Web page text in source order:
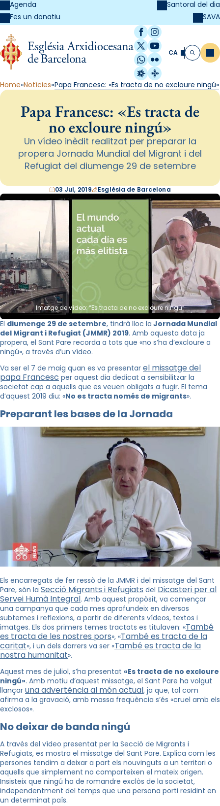
Agenda
Fes un donatiu
Santoral del dia
SAVA
Facebook
Instagram
X / Twitter
YouTube
WhatsApp
Flickr
Radio Estel
Catalunya
CA Cerca
Home Notícies Papa Francesc: «Es tracta de no excloure ningú»
Papa Francesc: «Es tracta de
no excloure ningú»
Un vídeo inèdit realitzat per preparar la
propera Jornada Mundial del Migrant i del
Refugiat del diumenge 29 de setembre
03 Jul, 2019 Església de Barcelona
Imatge de vídeo: “Es tracta de no excloure ningú”
El diumenge 29 de setembre, tindrà lloc la Jornada Mundial
del Migrant i Refugiat (JMMR) 2019. Amb aquesta data ja
propera, el Sant Pare recorda a tots que «no s’ha d’excloure a
ningú», a través d’un vídeo.
Va ser el 7 de maig quan es va presentar el missatge del
papa Francesc per aquest dia dedicat a sensibilitzar la
societat cap a aquells que es veuen obligats a fugir. El tema
d’aquest 2019 diu: «No es tracta només de migrants».
Preparant les bases de la Jornada
Els encarregats de fer ressò de la JMMR i del missatge del Sant
Pare, són la Secció Migrants i Refugiats del Dicasteri per al
Servei Humà Integral. Amb aquest propòsit, va començar
una campanya que cada mes aprofundeix en diversos
subtemes i reflexions, a partir de diferents vídeos, textos i
imatges. Els dos primers temes tractats es titulaven: «També
es tracta de les nostres pors», «També es tracta de la
caritat», i un dels darrers va ser «També es tracta de la
nostra humanitat».
Aquest mes de juliol, s’ha presentat «Es tracta de no excloure
ningú». Amb motiu d’aquest missatge, el Sant Pare ha volgut
llançar una advertència al món actual, ja que, tal com
afirma a la gravació, amb massa freqüència s’és «cruel amb els
exclosos».
No deixar de banda ningú
A través del vídeo presentat per la Secció de Migrants i
Refugiats, es mostra el missatge del Sant Pare. Explica com les
persones tendim a deixar a part els nouvinguts a un territori o
aquells que simplement no comparteixen el mateix origen.
Insisteix que ningú ha de romandre exclòs de la societat,
independentment del temps que una persona porti residint en
un determinat país.